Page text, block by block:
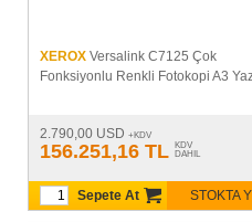
XEROX Versalink C7125 Çok
Fonksiyonlu Renkli Fotokopi A3
2.790,00 USD +KDV
156.251,16 TL
KDV
DAHIL
STOKTA
Sepete At